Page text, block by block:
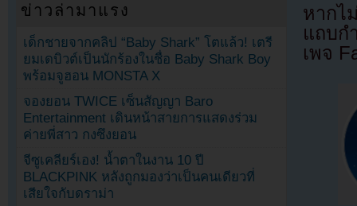
หากไ
แถบก
เพจ
ข่าวล่ามาแรง
เด็กชายจากคลิป “Baby Shark” โตแล้ว! เตรี
ยมเดบิวต์เป็นนักร้องในชื่อ Baby Shark Boy
พร้อมจูฮอน MONSTA X
จองยอน TWICE เซ็นสัญญา Baro
Entertainment เดินหน้าสายการแสดงร่วม
ค่ายพี่สาว กงซึงยอน
จีซูเคลียร์เอง! น้ำตาในงาน 10 ปี
BLACKPINK หลังถูกมองว่าเป็นคนเดียวที่
เสียใจกับดราม่า